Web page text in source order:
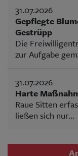
31.07.2026
Gepflegte
Gestrüpp
Die
zur Aufgabe
31.07.2026
Harte
Raue Sitten
ließen sich nur...